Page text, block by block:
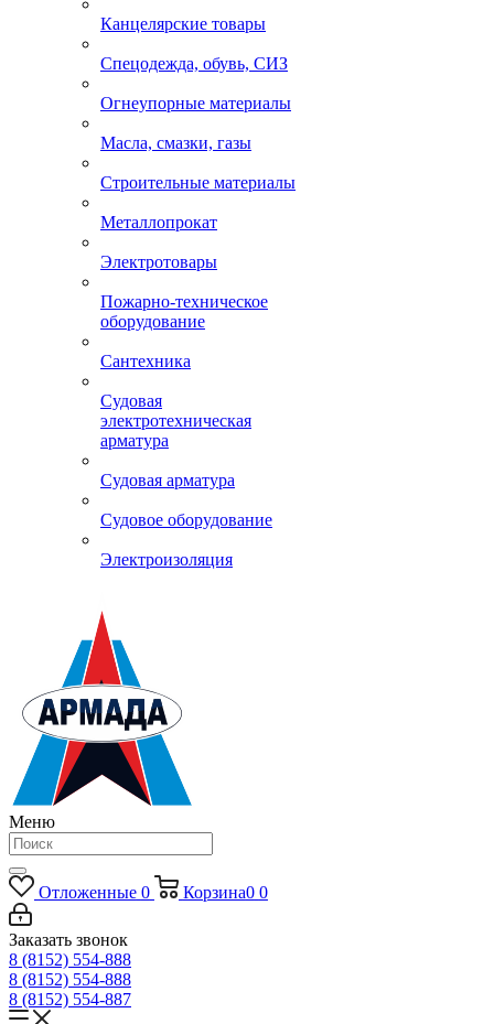
Канцелярские товары
Спецодежда, обувь, СИЗ
Огнеупорные материалы
Масла, смазки, газы
Строительные материалы
Металлопрокат
Электротовары
Пожарно-техническое
оборудование
Сантехника
Судовая
электротехническая
арматура
Судовая арматура
Судовое оборудование
Электроизоляция
Меню
Отложенные 0 Корзина0 0
Заказать звонок
8 (8152) 554-888
8 (8152) 554-888
8 (8152) 554-887